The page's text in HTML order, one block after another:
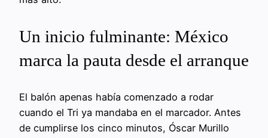
Un inicio fulminante: México
marca la pauta desde el arranque
El balón apenas había comenzado a rodar
cuando el Tri ya mandaba en el marcador. Antes
de cumplirse los cinco minutos, Óscar Murillo